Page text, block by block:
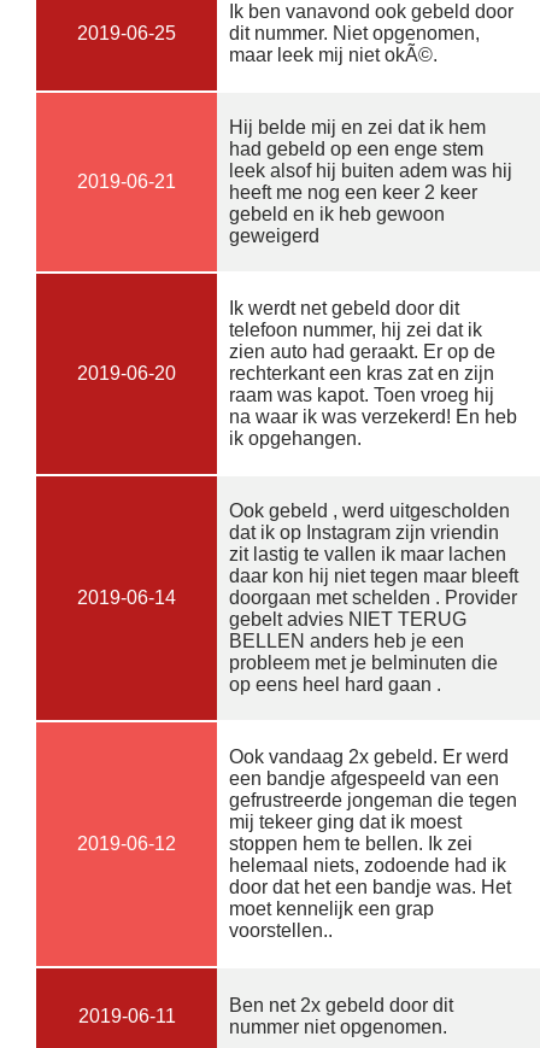
2019-06-25
Ik ben vanavond ook gebeld door
dit nummer. Niet opgenomen,
maar leek mij niet okÃ©.
2019-06-21
Hij belde mij en zei dat ik hem
had gebeld op een enge stem
leek alsof hij buiten adem was hij
heeft me nog een keer 2 keer
gebeld en ik heb gewoon
geweigerd
2019-06-20
Ik werdt net gebeld door dit
telefoon nummer, hij zei dat ik
zien auto had geraakt. Er op de
rechterkant een kras zat en zijn
raam was kapot. Toen vroeg hij
na waar ik was verzekerd! En heb
ik opgehangen.
2019-06-14
Ook gebeld , werd uitgescholden
dat ik op Instagram zijn vriendin
zit lastig te vallen ik maar lachen
daar kon hij niet tegen maar bleeft
doorgaan met schelden . Provider
gebelt advies NIET TERUG
BELLEN anders heb je een
probleem met je belminuten die
op eens heel hard gaan .
2019-06-12
Ook vandaag 2x gebeld. Er werd
een bandje afgespeeld van een
gefrustreerde jongeman die tegen
mij tekeer ging dat ik moest
stoppen hem te bellen. Ik zei
helemaal niets, zodoende had ik
door dat het een bandje was. Het
moet kennelijk een grap
voorstellen..
2019-06-11
Ben net 2x gebeld door dit
nummer niet opgenomen.